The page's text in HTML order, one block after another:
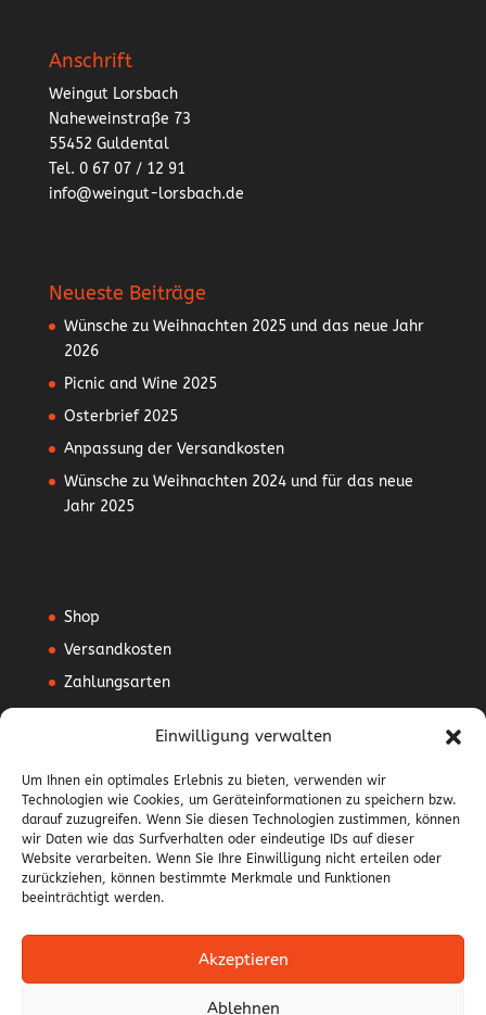
Einwilligung verwalten
Um Ihnen ein optimales Erlebnis zu bieten, verwenden wir
Technologien wie Cookies, um Geräteinformationen zu speichern bzw.
darauf zuzugreifen. Wenn Sie diesen Technologien zustimmen, können
wir Daten wie das Surfverhalten oder eindeutige IDs auf dieser
Website verarbeiten. Wenn Sie Ihre Einwilligung nicht erteilen oder
zurückziehen, können bestimmte Merkmale und Funktionen
beeinträchtigt werden.
Akzeptieren
Ablehnen
Anschrift
Weingut Lorsbach
Naheweinstraße 73
55452 Guldental
Tel. 0 67 07 / 12 91
info@weingut-lorsbach.de
Neueste Beiträge
Wünsche zu Weihnachten 2025 und das neue Jahr
2026
Picnic and Wine 2025
Osterbrief 2025
Anpassung der Versandkosten
Wünsche zu Weihnachten 2024 und für das neue
Jahr 2025
Shop
Versandkosten
Zahlungsarten
AGB
Impressum
Datenschutzerklärung
Widerrufsbelehrung